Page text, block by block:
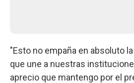
"Esto no empaña en absoluto
que une a nuestras
aprecio que mantengo por el